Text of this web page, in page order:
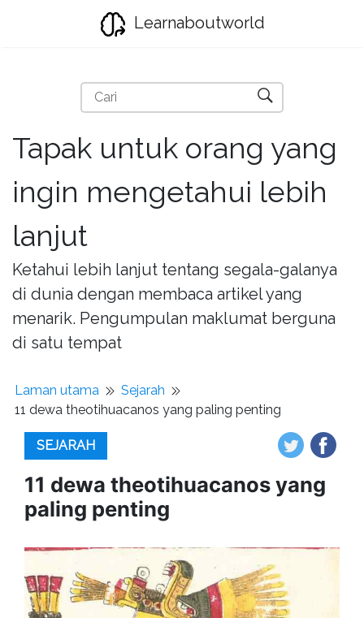
Learnaboutworld
Tapak untuk orang yang
ingin mengetahui lebih
lanjut
Ketahui lebih lanjut tentang segala-galanya
di dunia dengan membaca artikel yang
menarik. Pengumpulan maklumat berguna
di satu tempat
Laman utama
Sejarah
11 dewa theotihuacanos yang paling penting
SEJARAH
11 dewa theotihuacanos yang
paling penting